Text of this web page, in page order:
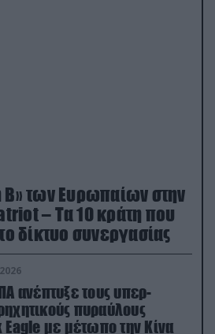
Β» των Ευρωπαίων στην
– Τα 10 κράτη που
δίκτυο συνεργασίας
ανέπτυξε τους υπερ-
πυραύλους
Eagle με μέτωπο την Κίνα